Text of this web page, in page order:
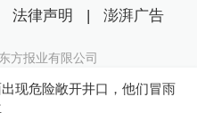
现危险敞开井口，他们冒雨
法律声明 | 澎湃广告
方报业有限公司
| 沪ICP备14003370号
证：31120170006